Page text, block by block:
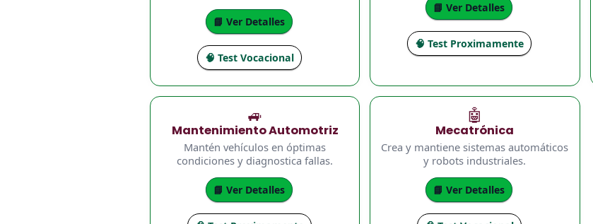
📘 Ver Detalles
🧠 Test Vocacional
📘 Ver Detalles
🧠 Test Proximamente
🚙
Mantenimiento Automotriz
Mantén vehículos en óptimas
condiciones y diagnostica fallas.
📘 Ver Detalles
🤖
Mecatrónica
Crea y mantiene sistemas automáticos
y robots industriales.
📘 Ver Detalles